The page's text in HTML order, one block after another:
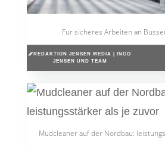
Für sicheres Arbeiten an
REDAKTION JENSEN MEDIA | INGO
JENSEN UND TEAM
Mudcleaner auf der Nordbau: